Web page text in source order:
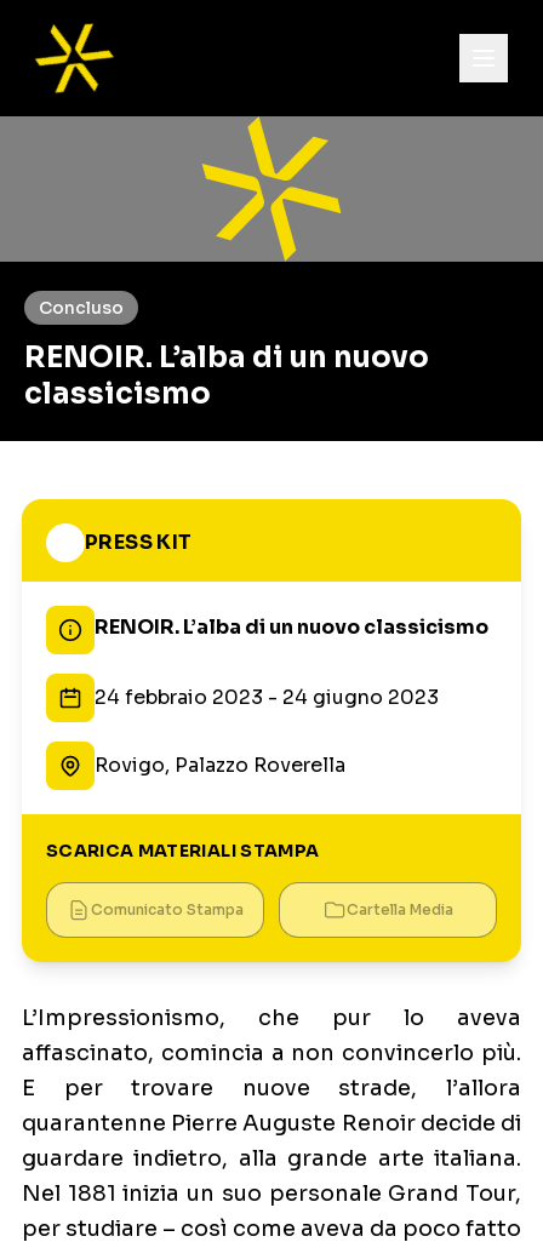
Concluso
RENOIR. L’alba di un nuovo
classicismo
PRESS KIT
RENOIR. L’alba di un nuovo classicismo
24 febbraio 2023 - 24 giugno 2023
Rovigo, Palazzo Roverella
SCARICA MATERIALI STAMPA
Comunicato Stampa Cartella Media
L’Impressionismo, che pur lo aveva
affascinato, comincia a non convincerlo più.
E per trovare nuove strade, l’allora
quarantenne Pierre Auguste Renoir decide di
guardare indietro, alla grande arte italiana.
Nel 1881 inizia un suo personale Grand Tour,
per studiare – così come aveva da poco fatto